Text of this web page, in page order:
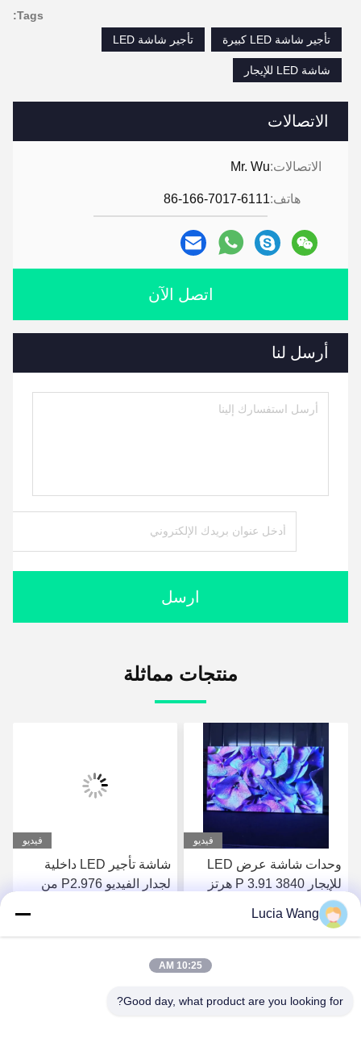
الاتصالات
الاتصالات:Mr. Wu
هاتف:86-166-7017-6111
اتصل الآن
أرسل لنا
ارسل
Tags:
تأجير شاشة LED كبيرة
تأجير شاشة LED
شاشة LED للإيجار
منتجات مماثلة
فيديو
وحدات شاشة عرض LED
للإيجار P 3.91 3840 هرتز
1920 هرتز
احصل على أفضل سعر
فيديو
شاشة تأجير LED داخلية
لجدار الفيديو P2.976 من
احصل على أفضل سعر
Lucia Wang
10:25 AM
Good day, what product are you looking for?